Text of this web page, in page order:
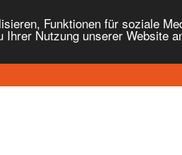
Funktionen für soziale
Nutzung unserer Website